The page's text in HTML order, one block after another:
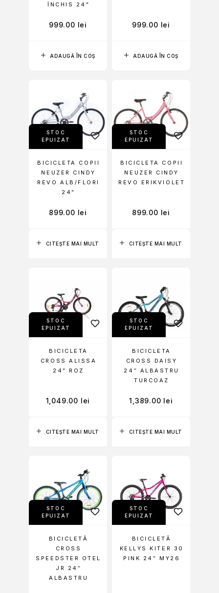
ADAUGĂ ÎN COȘ
ÎNCHIS 24”
999.00 lei
ADAUGĂ ÎN COȘ
999.00 lei
STOC
EPUIZAT
CITEȘTE MAI MULT
BICICLETA COPII
NEUZER CINDY
REVO ALB/FLORI
24”
899.00 lei
STOC
EPUIZAT
CITEȘTE MAI MULT
BICICLETA COPII
NEUZER CINDY
REVO ERIKVIOLET
899.00 lei
STOC
EPUIZAT
CITEȘTE MAI MULT
BICICLETA
CROSS ALISSA
24” ROZ
1,049.00 lei
STOC
EPUIZAT
CITEȘTE MAI MULT
BICICLETA
CROSS DAISY
24″ ALBASTRU
TURCOAZ
1,389.00 lei
STOC
EPUIZAT
BICICLETĂ
CROSS
SPEEDSTER OTEL
JR 24″
ALBASTRU
STOC
EPUIZAT
BICICLETĂ
KELLYS KITER 30
PINK 24″ MY26